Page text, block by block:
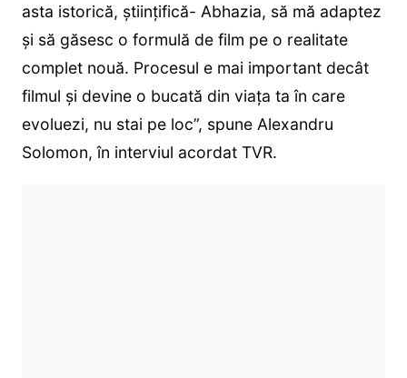
asta istorică, științifică- Abhazia, să mă adaptez
și să găsesc o formulă de film pe o realitate
complet nouă. Procesul e mai important decât
filmul și devine o bucată din viața ta în care
evoluezi, nu stai pe loc”, spune Alexandru
Solomon, în interviul acordat TVR.